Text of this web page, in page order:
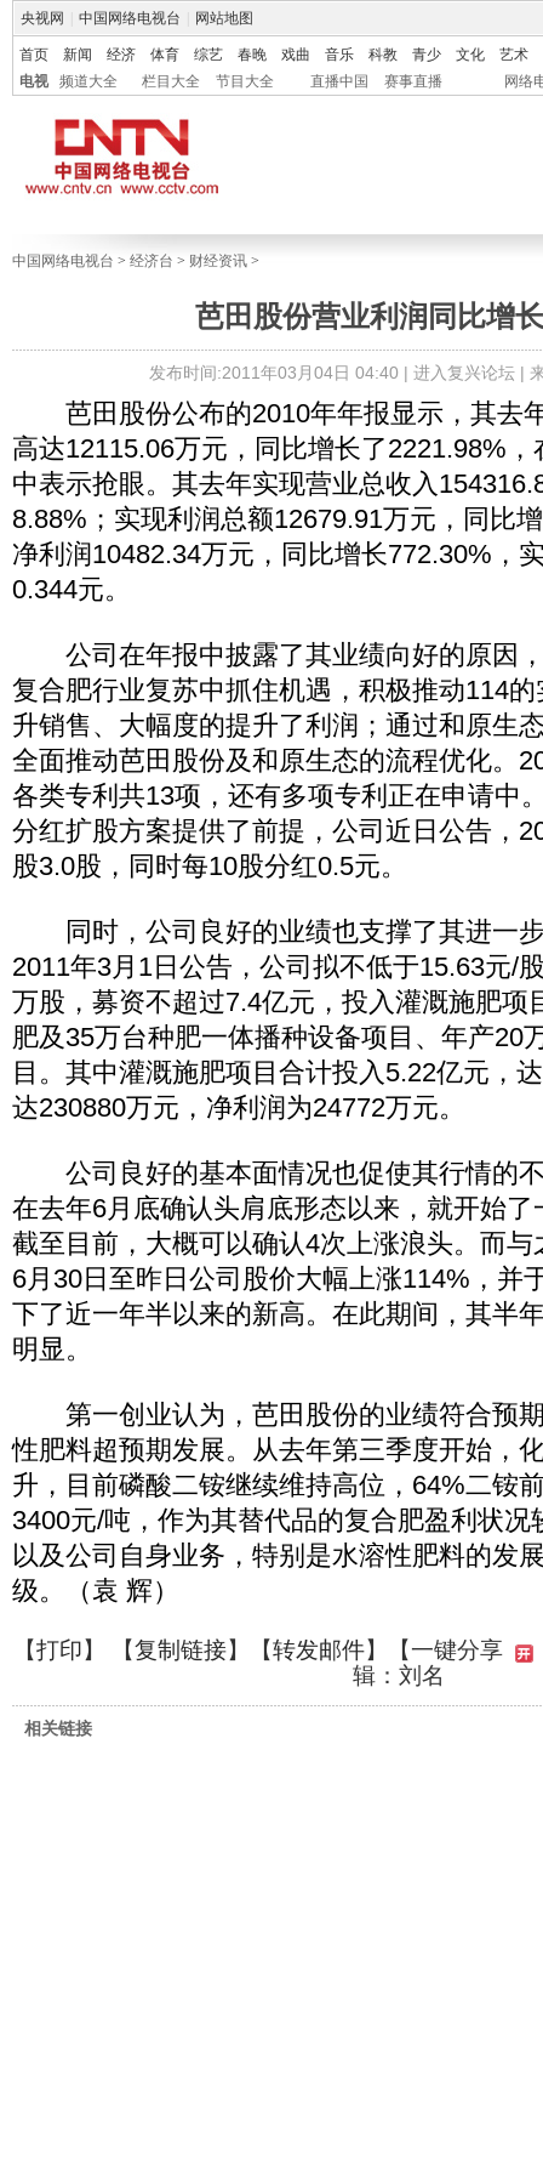
央视网 中国网络电视台 网站地图
首页 新闻 经济 体育 综艺 春晚 戏曲 音乐 科教 青少 文化
艺术
电视
频道大全 栏目大全 节目大全 直播中国 赛事直播 网络
中国网络电视台 > 经济台 > 财经资讯 >
芭田股份营业利润同比增
发布时间:2011年03月04日 04:40 | 进入复兴论坛|
芭田股份公布的2010年年报显示，其去
高达12115.06万元，同比增长了2221.98%
中表示抢眼。其去年实现营业总收入
8.88%；实现利润总额12679.91万元，同比
净利润10482.34万元，同比增长772.30%，
0.344元。
公司在年报中披露了其业绩向好的原因
复合肥行业复苏中抓住机遇，积极推动114
升销售、大幅度的提升了利润；通过和原生
全面推动芭田股份及和原生态的流程优化。
各类专利共13项，还有多项专利正在申请中
分红扩股方案提供了前提，公司近日公告，
股3.0股，同时每10股分红0.5元。
同时，公司良好的业绩也支撑了其进一
2011年3月1日公告，公司拟不低于15.63元/
万股，募资不超过7.4亿元，投入灌溉施肥项
肥及35万台种肥一体播种设备项目、年产20
目。其中灌溉施肥项目合计投入5.22亿元，
达230880万元，净利润为24772万元。
公司良好的基本面情况也促使其行情的
在去年6月底确认头肩底形态以来，就开始
截至目前，大概可以确认4次上涨浪头。而
6月30日至昨日公司股价大幅上涨114%，并
下了近一年半以来的新高。在此期间，其半
明显。
第一创业认为，芭田股份的业绩符合预
性肥料超预期发展。从去年第三季度开始，
升，目前磷酸二铵继续维持高位，64%二铵
3400元/吨，作为其替代品的复合肥盈利状况
以及公司自身业务，特别是水溶性肥料的发
级。（袁 辉）
【打印】 【复制链接】【转发邮件】
【一键分享
辑：刘名
相关链接